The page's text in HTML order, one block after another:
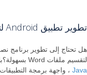
تطوير تطبيق Android لتقسيم الملفات Word
لتقسيم ملفات Word بسهولة؟باستخدام
Java ، واجهة برمجة التطبيقات